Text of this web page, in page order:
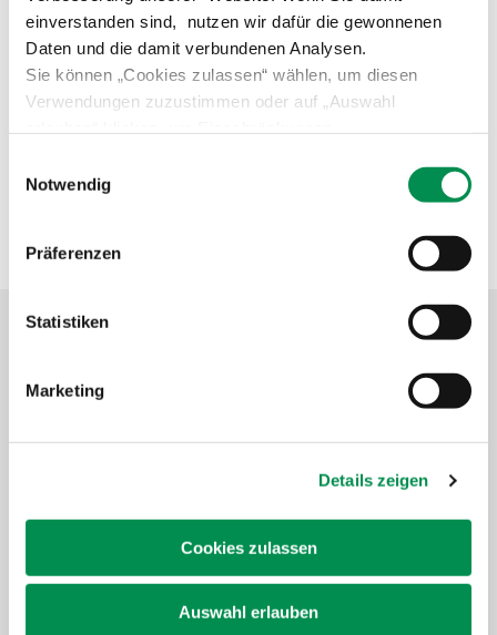
einverstanden sind, nutzen wir dafür die gewonnenen
Daten und die damit verbundenen Analysen.
Sie können „Cookies zulassen“ wählen, um diesen
Verwendungen zuzustimmen oder auf „Auswahl
detaillierteren Informationen. Erteilte Einwilligungen
Datenschutzerklärung
Notwendig
Präferenzen
Statistiken
Marketing
Details zeigen
Cookies zulassen
Auswahl erlauben
Innovationsberatung EIP-Förderung
Beratung in der Tierhaltung
praktischen Teilen, Arbeitsunterweisung und Fallstudie
Kosten:
Prüfungsgebühr zurzeit 1000,- €
Frank Möller
25373 Ellerhoop